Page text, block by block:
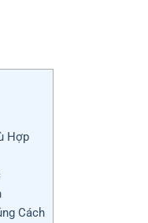
Hợp
Cách